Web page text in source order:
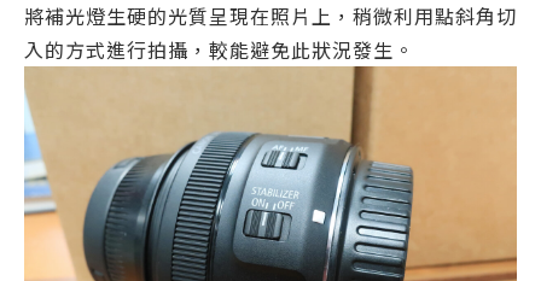
將補光燈生硬的光質呈現在照片上，稍微利用點斜角切
入的方式進行拍攝，較能避免此狀況發生。